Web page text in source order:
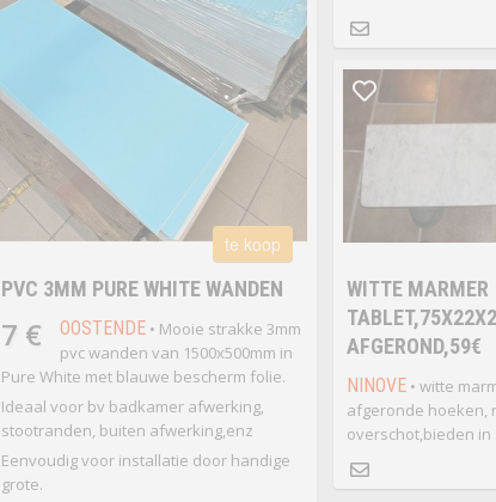
te koop
PVC 3MM PURE WHITE WANDEN
7 € OOSTENDE • Mooie strakke 3mm
pvc wanden van 1500x500mm in
Pure White met blauwe bescherm folie.
Ideaal voor bv badkamer afwerking,
stootranden, buiten afwerking,enz
Eenvoudig voor installatie door handige
grote.
WITTE MARMER
AFGEROND,59€
NINOVE • witte
afgeronde hoeken,
overschot,bieden in